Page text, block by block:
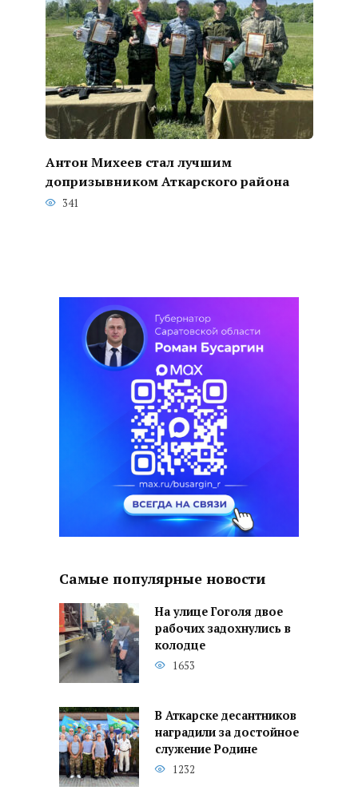
Антон Михеев стал лучшим
допризывником Аткарского района
341
Самые популярные новости
На улице Гоголя двое
рабочих задохнулись в
колодце
1653
В Аткарске десантников
наградили за достойное
служение Родине
1232